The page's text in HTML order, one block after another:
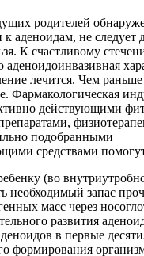
родителей
аденоидам, не следует
К счастливому
лечится. Чем
Фармакологическая
действующими
подобранными
средствами
(во
необходимый запас
масс через
развития
в первые
формирования